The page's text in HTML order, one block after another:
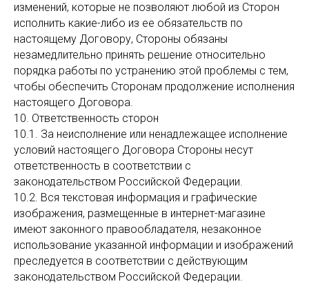
изменений, которые не позволяют любой из Сторон
исполнить какие-либо из ее обязательств по
настоящему Договору, Стороны обязаны
незамедлительно принять решение относительно
порядка работы по устранению этой проблемы с тем,
чтобы обеспечить Сторонам продолжение исполнения
настоящего Договора.
10. Ответственность сторон
10.1. За неисполнение или ненадлежащее исполнение
условий настоящего Договора Стороны несут
ответственность в соответствии с
законодательством Российской Федерации.
10.2. Вся текстовая информация и графические
изображения, размещенные в интернет-магазине
имеют законного правообладателя, незаконное
использование указанной информации и изображений
преследуется в соответствии с действующим
законодательством Российской Федерации.